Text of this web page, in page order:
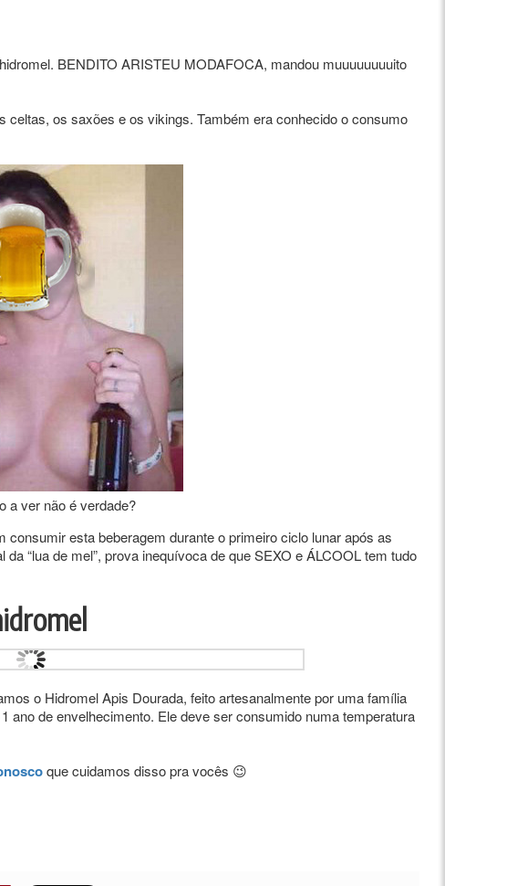
BENDITO ARISTEU MODAFOCA, mandou muuuuuuuuito
os saxões e os vikings. Também era conhecido o consumo
a ver não é verdade?
esta beberagem durante o primeiro ciclo lunar após as
“lua de mel”, prova inequívoca de que SEXO e ÁLCOOL tem tudo
o Hidromel Apis Dourada, feito artesanalmente por uma família
ano de envelhecimento. Ele deve ser consumido numa temperatura
que cuidamos disso pra vocês 😉